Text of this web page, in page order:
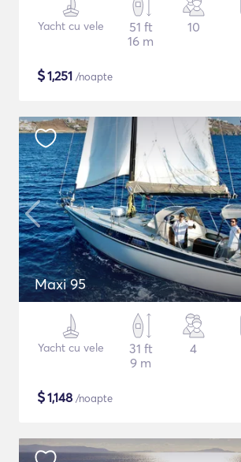
Yacht cu vele
51 ft
16 m
10
$1,251 /noapte
Maxi 95
Yacht cu vele
31 ft
9 m
4
$1,148 /noapte